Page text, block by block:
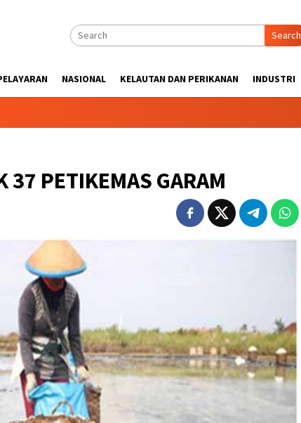
Search
NASIONAL KELAUTAN DAN PERIKANAN INDUSTRI
37 PETIKEMAS GARAM